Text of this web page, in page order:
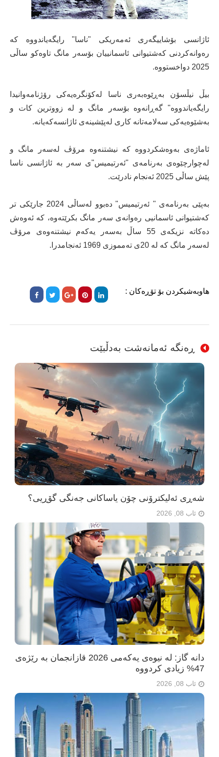
ئاژانسی بۆشاییگەری ئەمەریکی "ناسا" رایگەیاندووە کە
رەوانەکردنی کەشتیوانی ئاسمانییان بۆسەر مانگ تاوەکو ساڵی
2025 دواخستووە.
بیڵ نیڵسۆن بەڕێوەبەری ناسا لەکۆنگرەیەکی رۆژنامەوانیدا
رایگەیاندووە" گەڕانەوە بۆسەر مانگ و لە زووترین کات و
بەشێوەیەکی سەلامەتانە کاری لەپێشینەی ئاژانسەکەیانە.
ئاماژەی بەوەشکردووە کە نیشتنەوە مرۆڤ لەسەر مانگ و
لەچوارچێوەی بەرنامەی "ئەرتیمیس"ی سەر بە ئاژانسی ناسا
پێش ساڵی 2025 ئەنجام نادرێت.
بەپێی بەرنامەی " ئەرتیمیس" دەبوو لەساڵی 2024 جارێکی تر
کەشتیوانی ئاسمانیی رەوانەی سەر مانگ بکرێتەوە، کە ئەوەش
دەکاتە نزیکەی 55 ساڵ بەسەر یەکەم نیشتنەوەی مرۆڤ
لەسەر مانگ کە لە 20ی تەمموزی 1969 ئەنجامدرا.
هاوبەشیکردن بۆ تۆڕەکان :
ڕەنگە ئەمانەشت بەدڵبێت
شەڕی ئەلیکترۆنی چۆن یاساکانی جەنگی گۆڕیی؟
ئاب 08, 2026
دانە گاز: لە نیوەی یەکەمی 2026 قازانجمان بە رێژەی
47% زیادی کردووە
ئاب 08, 2026